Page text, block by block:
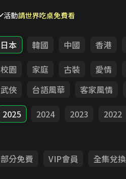
活動請世界吃桌免費看
日本 韓國 中國 香港
校園 家庭 古裝 愛情
武俠 台語風華 客家風情
2025 2024 2023 2022
部分免費 VIP會員 全集兌換